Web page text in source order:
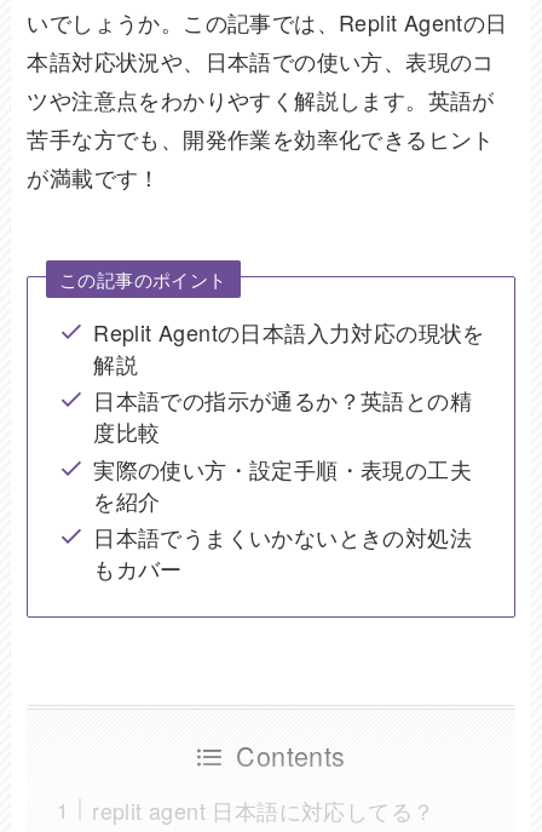
いでしょうか。この記事では、Replit Agentの日
本語対応状況や、日本語での使い方、表現のコ
ツや注意点をわかりやすく解説します。英語が
苦手な方でも、開発作業を効率化できるヒント
が満載です！
この記事のポイント
Replit Agentの日本語入力対応の現状を
解説
日本語での指示が通るか？英語との精
度比較
実際の使い方・設定手順・表現の工夫
を紹介
日本語でうまくいかないときの対処法
もカバー
Contents
replit agent 日本語に対応してる？